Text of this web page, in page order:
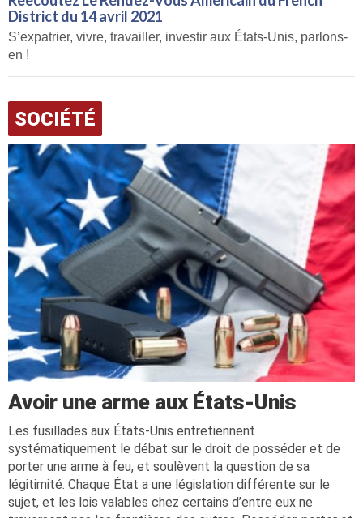
District du 14 avril 2021
S’expatrier, vivre, travailler, investir aux États-Unis, parlons-
en !
SOCIÉTÉ
Avoir une arme aux États-Unis
Les fusillades aux États-Unis entretiennent
systématiquement le débat sur le droit de posséder et de
porter une arme à feu, et soulèvent la question de sa
légitimité. Chaque État a une législation différente sur le
sujet, et les lois valables chez certains d’entre eux ne